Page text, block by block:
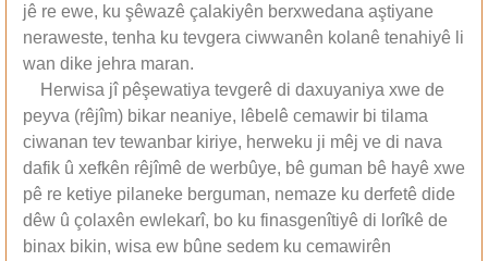
jê re ewe, ku şêwazê çalakiyên berxwedana aştiyane
neraweste, tenha ku tevgera ciwwanên kolanê tenahiyê li
wan dike jehra maran.
Herwisa jî pêşewatiya tevgerê di daxuyaniya xwe de
peyva (rêjîm) bikar neaniye, lêbelê cemawir bi tilama
ciwanan tev tewanbar kiriye, herweku ji mêj ve di nava
dafik û xefkên rêjîmê de werbûye, bê guman bê hayê xwe
pê re ketiye pilaneke berguman, nemaze ku derfetê dide
dêw û çolaxên ewlekarî, bo ku finasgenîtiyê di lorîkê de
binax bikin, wisa ew bûne sedem ku cemawirên